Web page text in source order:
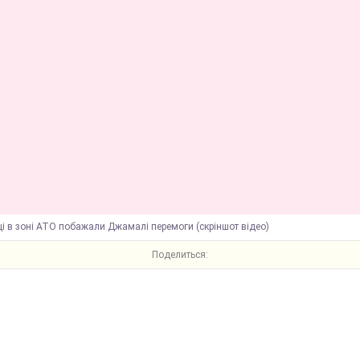
в зоні АТО побажали Джамалі перемоги (скріншот відео)
Поделиться: